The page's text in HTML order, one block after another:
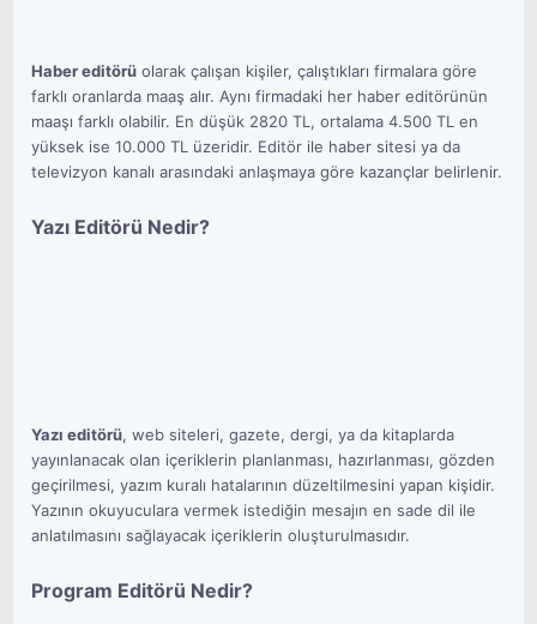
Haber editörü olarak çalışan kişiler, çalıştıkları firmalara göre
farklı oranlarda maaş alır. Aynı firmadaki her haber editörünün
maaşı farklı olabilir. En düşük 2820 TL, ortalama 4.500 TL en
yüksek ise 10.000 TL üzeridir. Editör ile haber sitesi ya da
televizyon kanalı arasındaki anlaşmaya göre kazançlar belirlenir.
Yazı Editörü Nedir?
Yazı editörü, web siteleri, gazete, dergi, ya da kitaplarda
yayınlanacak olan içeriklerin planlanması, hazırlanması, gözden
geçirilmesi, yazım kuralı hatalarının düzeltilmesini yapan kişidir.
Yazının okuyuculara vermek istediğin mesajın en sade dil ile
anlatılmasını sağlayacak içeriklerin oluşturulmasıdır.
Program Editörü Nedir?